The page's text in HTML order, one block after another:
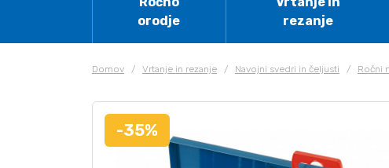
orodje
rezanje
Domov / Vrtanje in rezanje / Navojni svedri in čeljusti / Ročni
-35%